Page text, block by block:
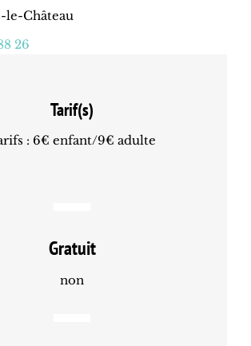
le-Château
26
Tarif(s)
: 6€ enfant/9€ adulte
Gratuit
non